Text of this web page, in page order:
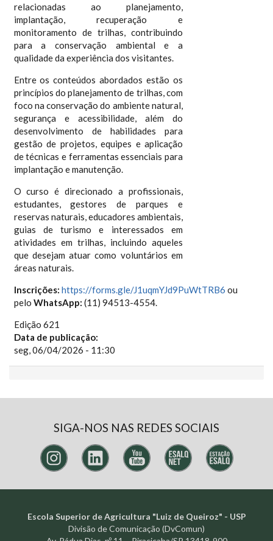
relacionadas ao planejamento,
implantação, recuperação e
monitoramento de trilhas, contribuindo
para a conservação ambiental e a
qualidade da experiência dos visitantes.
Entre os conteúdos abordados estão os
princípios do planejamento de trilhas, com
foco na conservação do ambiente natural,
segurança e acessibilidade, além do
desenvolvimento de habilidades para
gestão de projetos, equipes e aplicação
de técnicas e ferramentas essenciais para
implantação e manutenção.
O curso é direcionado a profissionais,
estudantes, gestores de parques e
reservas naturais, educadores ambientais,
guias de turismo e interessados em
atividades em trilhas, incluindo aqueles
que desejam atuar como voluntários em
áreas naturais.
Inscrições: https://forms.gle/J1uqmYJd9PuWtTRB6 ou
pelo WhatsApp: (11) 94513-4554.
Edição 621
Data de publicação:
seg, 06/04/2026 - 11:30
SIGA-NOS NAS REDES SOCIAIS
Escola Superior de Agricultura "Luiz de Queiroz" - USP
Divisão de Comunicação (DvComun)